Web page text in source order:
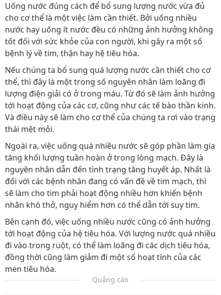
Uống nước đúng cách để bổ sung lượng nước vừa đủ
cho cơ thể là một việc làm cần thiết. Bởi uống nhiều
nước hay uống ít nước đều có những ảnh hưởng không
tốt đối với sức khỏe của con người, khi gây ra một số
bệnh lý về tim, thận hay hệ tiêu hóa.
Nếu chúng ta bổ sung quá lượng nước cần thiết cho cơ
thể, thì đây là một trong số nguyên nhân làm loãng đi
lượng điện giải có ở trong máu. Từ đó sẽ làm ảnh hưởng
tới hoạt động của các cơ, cũng như các tế bào thần kinh.
Và điều này sẽ làm cho cơ thể của chúng ta rơi vào trạng
thái mệt mỏi.
Ngoài ra, việc uống quá nhiều nước sẽ góp phần làm gia
tăng khối lượng tuần hoàn ở trong lòng mạch. Đây là
nguyên nhân dẫn đến tình trạng tăng huyết áp. Nhất là
đối với các bệnh nhân đang có vấn đề về tim mạch, thì
sẽ làm cho tim phải hoạt động nhiều hơn khiến bệnh
nhân khó thở, nguy hiểm hơn có thể dẫn tới suy tim.
Bên cạnh đó, việc uống nhiều nước cũng có ảnh hưởng
tới hoạt động của hệ tiêu hóa. Với lượng nước quá nhiều
đi vào trong ruột, có thể làm loãng đi các dịch tiêu hóa,
đồng thời cũng làm giảm đi một số hoạt tính của các
men tiêu hóa.
Quảng cáo